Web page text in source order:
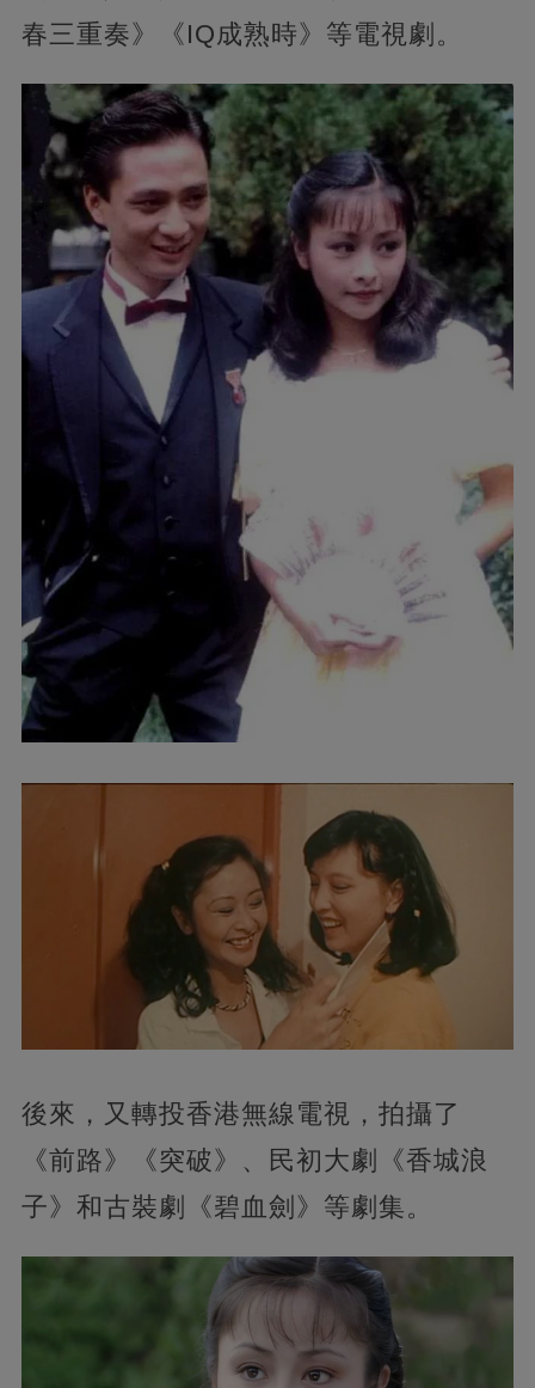
春三重奏》《IQ成熟時》等電視劇。
後來，又轉投香港無線電視，拍攝了
《前路》《突破》、民初大劇《香城浪
子》和古裝劇《碧血劍》等劇集。